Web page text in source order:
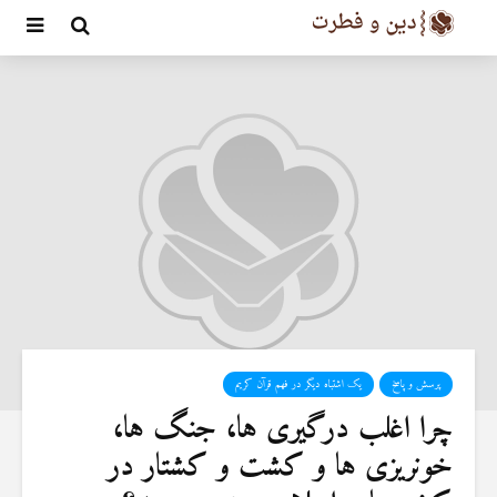
پرسش و پاسخ یک اشتباه دیگر در فهم قرآن کریم
چرا اغلب درگیری ها، جنگ ها،
خونریزی ها و کشت و کشتار در